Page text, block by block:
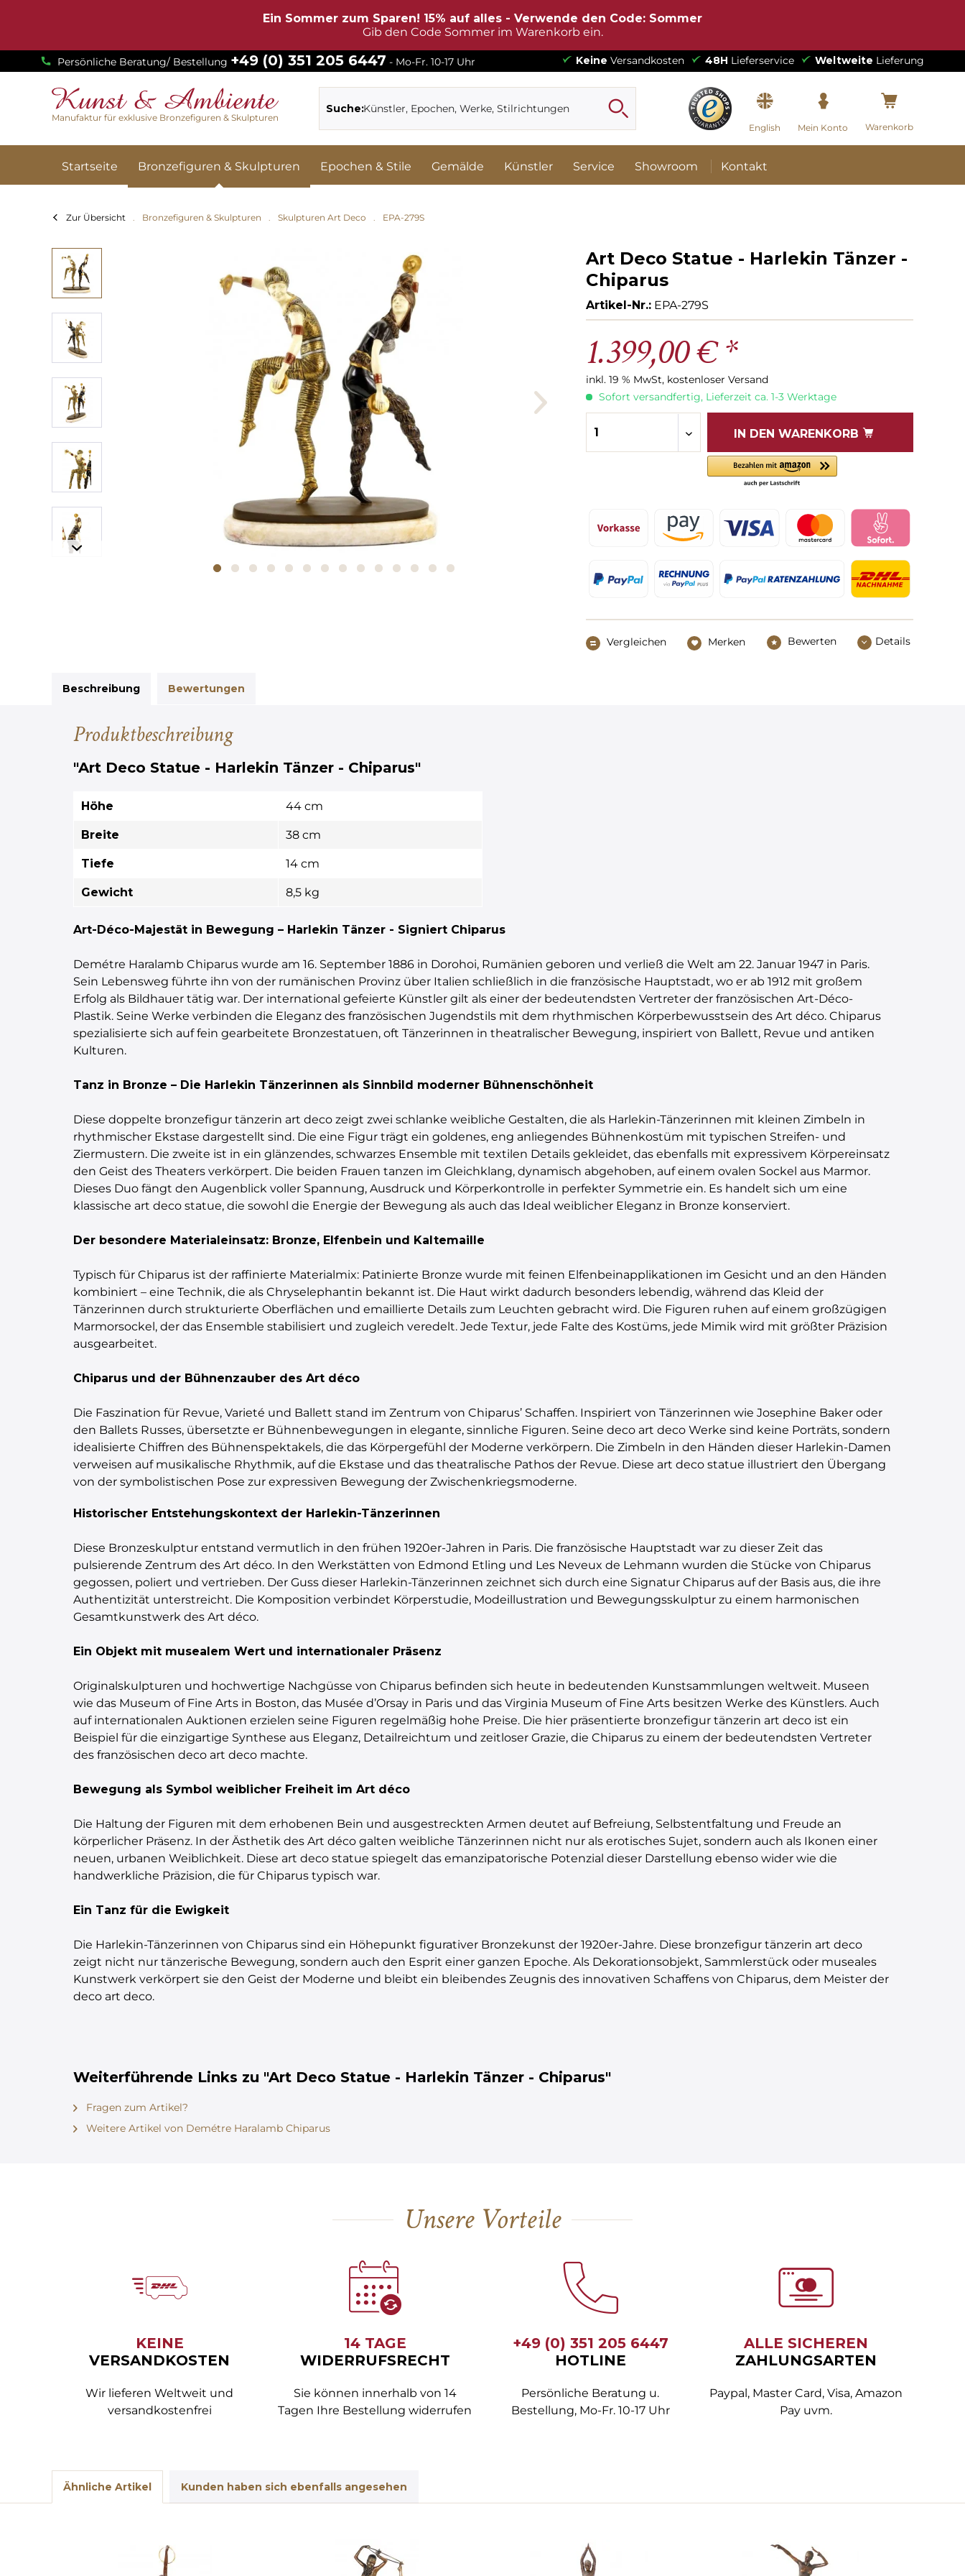
Ein Sommer zum Sparen! 15% auf alles - Verwende den Code: Sommer
Gib den Code Sommer im Warenkorb ein.
Persönliche Beratung/ Bestellung +49 (0) 351 205 6447 - Mo-Fr. 10-17 Uhr Keine Versandkosten 48H Lieferservice Weltweite Lieferung
Manufaktur für exklusive Bronzefiguren & Skulpturen
Suche:
English Mein Konto Warenkorb
Startseite Bronzefiguren & Skulpturen Epochen & Stile Gemälde Künstler Service Showroom Kontakt
Zur Übersicht Bronzefiguren & Skulpturen Skulpturen Art Deco EPA-279S
Art Deco Statue - Harlekin Tänzer -
Chiparus
Artikel-Nr.: EPA-279S
1.399,00 € *
inkl. 19 % MwSt, kostenloser Versand
Sofort versandfertig, Lieferzeit ca. 1-3 Werktage
IN DEN WARENKORB
Vergleichen Merken Bewerten Details
Beschreibung Bewertungen
Produktbeschreibung
"Art Deco Statue - Harlekin Tänzer - Chiparus"
Höhe 44 cm
Breite 38 cm
Tiefe 14 cm
Gewicht 8,5 kg
Art-Déco-Majestät in Bewegung – Harlekin Tänzer - Signiert Chiparus
Demétre Haralamb Chiparus wurde am 16. September 1886 in Dorohoi, Rumänien geboren und verließ die Welt am 22. Januar 1947 in Paris.
Sein Lebensweg führte ihn von der rumänischen Provinz über Italien schließlich in die französische Hauptstadt, wo er ab 1912 mit großem
Erfolg als Bildhauer tätig war. Der international gefeierte Künstler gilt als einer der bedeutendsten Vertreter der französischen Art-Déco-
Plastik. Seine Werke verbinden die Eleganz des französischen Jugendstils mit dem rhythmischen Körperbewusstsein des Art déco. Chiparus
spezialisierte sich auf fein gearbeitete Bronzestatuen, oft Tänzerinnen in theatralischer Bewegung, inspiriert von Ballett, Revue und antiken
Kulturen.
Tanz in Bronze – Die Harlekin Tänzerinnen als Sinnbild moderner Bühnenschönheit
Diese doppelte bronzefigur tänzerin art deco zeigt zwei schlanke weibliche Gestalten, die als Harlekin-Tänzerinnen mit kleinen Zimbeln in
rhythmischer Ekstase dargestellt sind. Die eine Figur trägt ein goldenes, eng anliegendes Bühnenkostüm mit typischen Streifen- und
Ziermustern. Die zweite ist in ein glänzendes, schwarzes Ensemble mit textilen Details gekleidet, das ebenfalls mit expressivem Körpereinsatz
den Geist des Theaters verkörpert. Die beiden Frauen tanzen im Gleichklang, dynamisch abgehoben, auf einem ovalen Sockel aus Marmor.
Dieses Duo fängt den Augenblick voller Spannung, Ausdruck und Körperkontrolle in perfekter Symmetrie ein. Es handelt sich um eine
klassische art deco statue, die sowohl die Energie der Bewegung als auch das Ideal weiblicher Eleganz in Bronze konserviert.
Der besondere Materialeinsatz: Bronze, Elfenbein und Kaltemaille
Typisch für Chiparus ist der raffinierte Materialmix: Patinierte Bronze wurde mit feinen Elfenbeinapplikationen im Gesicht und an den Händen
kombiniert – eine Technik, die als Chryselephantin bekannt ist. Die Haut wirkt dadurch besonders lebendig, während das Kleid der
Tänzerinnen durch strukturierte Oberflächen und emaillierte Details zum Leuchten gebracht wird. Die Figuren ruhen auf einem großzügigen
Marmorsockel, der das Ensemble stabilisiert und zugleich veredelt. Jede Textur, jede Falte des Kostüms, jede Mimik wird mit größter Präzision
ausgearbeitet.
Chiparus und der Bühnenzauber des Art déco
Die Faszination für Revue, Varieté und Ballett stand im Zentrum von Chiparus’ Schaffen. Inspiriert von Tänzerinnen wie Josephine Baker oder
den Ballets Russes, übersetzte er Bühnenbewegungen in elegante, sinnliche Figuren. Seine deco art deco Werke sind keine Porträts, sondern
idealisierte Chiffren des Bühnenspektakels, die das Körpergefühl der Moderne verkörpern. Die Zimbeln in den Händen dieser Harlekin-Damen
verweisen auf musikalische Rhythmik, auf die Ekstase und das theatralische Pathos der Revue. Diese art deco statue illustriert den Übergang
von der symbolistischen Pose zur expressiven Bewegung der Zwischenkriegsmoderne.
Historischer Entstehungskontext der Harlekin-Tänzerinnen
Diese Bronzeskulptur entstand vermutlich in den frühen 1920er-Jahren in Paris. Die französische Hauptstadt war zu dieser Zeit das
pulsierende Zentrum des Art déco. In den Werkstätten von Edmond Etling und Les Neveux de Lehmann wurden die Stücke von Chiparus
gegossen, poliert und vertrieben. Der Guss dieser Harlekin-Tänzerinnen zeichnet sich durch eine Signatur Chiparus auf der Basis aus, die ihre
Authentizität unterstreicht. Die Komposition verbindet Körperstudie, Modeillustration und Bewegungsskulptur zu einem harmonischen
Gesamtkunstwerk des Art déco.
Ein Objekt mit musealem Wert und internationaler Präsenz
Originalskulpturen und hochwertige Nachgüsse von Chiparus befinden sich heute in bedeutenden Kunstsammlungen weltweit. Museen
wie das Museum of Fine Arts in Boston, das Musée d’Orsay in Paris und das Virginia Museum of Fine Arts besitzen Werke des Künstlers. Auch
auf internationalen Auktionen erzielen seine Figuren regelmäßig hohe Preise. Die hier präsentierte bronzefigur tänzerin art deco ist ein
Beispiel für die einzigartige Synthese aus Eleganz, Detailreichtum und zeitloser Grazie, die Chiparus zu einem der bedeutendsten Vertreter
des französischen deco art deco machte.
Bewegung als Symbol weiblicher Freiheit im Art déco
Die Haltung der Figuren mit dem erhobenen Bein und ausgestreckten Armen deutet auf Befreiung, Selbstentfaltung und Freude an
körperlicher Präsenz. In der Ästhetik des Art déco galten weibliche Tänzerinnen nicht nur als erotisches Sujet, sondern auch als Ikonen einer
neuen, urbanen Weiblichkeit. Diese art deco statue spiegelt das emanzipatorische Potenzial dieser Darstellung ebenso wider wie die
handwerkliche Präzision, die für Chiparus typisch war.
Ein Tanz für die Ewigkeit
Die Harlekin-Tänzerinnen von Chiparus sind ein Höhepunkt figurativer Bronzekunst der 1920er-Jahre. Diese bronzefigur tänzerin art deco
zeigt nicht nur tänzerische Bewegung, sondern auch den Esprit einer ganzen Epoche. Als Dekorationsobjekt, Sammlerstück oder museales
Kunstwerk verkörpert sie den Geist der Moderne und bleibt ein bleibendes Zeugnis des innovativen Schaffens von Chiparus, dem Meister der
deco art deco.
Weiterführende Links zu "Art Deco Statue - Harlekin Tänzer - Chiparus"
Fragen zum Artikel?
Weitere Artikel von Demétre Haralamb Chiparus
Unsere Vorteile
KEINE
VERSANDKOSTEN
Wir lieferen Weltweit und
versandkostenfrei
14 TAGE
WIDERRUFSRECHT
Sie können innerhalb von 14
Tagen Ihre Bestellung widerrufen
+49 (0) 351 205 6447
HOTLINE
Persönliche Beratung u.
Bestellung, Mo-Fr. 10-17 Uhr
ALLE SICHEREN
ZAHLUNGSARTEN
Paypal, Master Card, Visa, Amazon
Pay uvm.
Ähnliche Artikel Kunden haben sich ebenfalls angesehen